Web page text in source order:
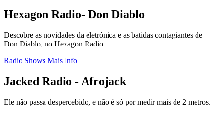
Hexagon Radio- Don Diablo
Descobre as novidades da eletrónica e as batidas contagiantes de
Don Diablo, no Hexagon Radio.
Radio Shows Mais Info
Jacked Radio - Afrojack
Ele não passa despercebido, e não é só por medir mais de 2 metros.